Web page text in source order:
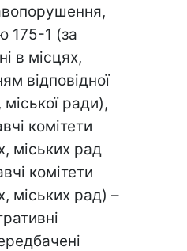
175-1 (за
в місцях,
відповідної
міської ради),
комітети
міських рад
комітети
міських рад) –